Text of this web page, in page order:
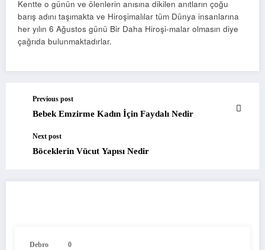
Kentte o günün ve ölenlerin anısına dikilen anıtların çoğu
barış adını taşımakta ve Hiroşimalılar tüm Dünya insanlarına
her yılın 6 Ağustos günü Bir Daha Hiroşi-malar olmasın diye
çağrıda bulunmaktadırlar.
Previous post
Bebek Emzirme Kadın İçin Faydalı Nedir
Next post
Böceklerin Vücut Yapısı Nedir
Debro 0